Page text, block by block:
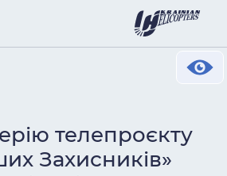
телепроєкту
Захисників»